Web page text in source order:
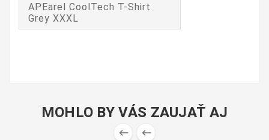
APEarel CoolTech T-Shirt
Grey XXXL
MOHLO BY VÁS ZAUJAŤ AJ
 